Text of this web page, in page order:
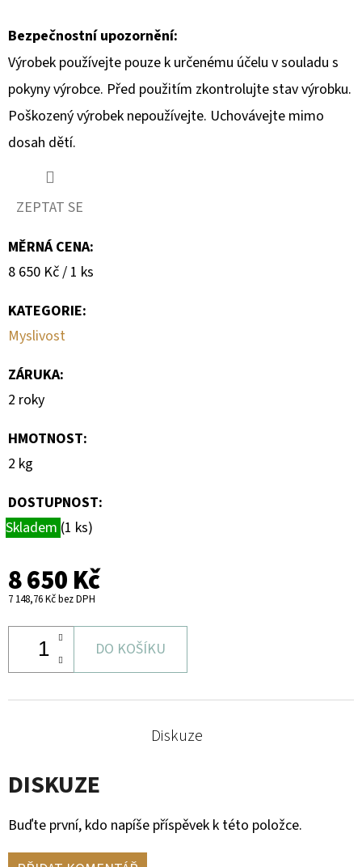
Bezpečnostní upozornění:
Výrobek používejte pouze k určenému účelu v souladu s
pokyny výrobce. Před použitím zkontrolujte stav výrobku.
Poškozený výrobek nepoužívejte. Uchovávejte mimo
dosah dětí.
ZEPTAT SE
MĚRNÁ CENA:
Měrná
8 650 Kč / 1 ks
KATEGORIE:
Myslivost
ZÁRUKA:
2 roky
HMOTNOST:
2 kg
DOSTUPNOST:
Skladem (1 ks)
8 650 Kč
7 148,76 Kč bez DPH
DO KOŠÍKU
Diskuze
DISKUZE
Buďte první, kdo napíše příspěvek k této položce.